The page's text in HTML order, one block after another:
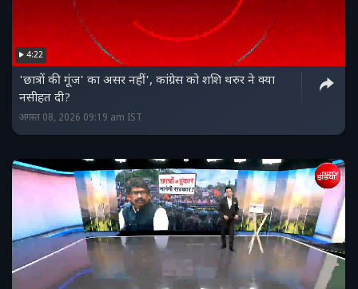
4:22
'छात्रों की गूंज' का असर नहीं', कांग्रेस को शशि थरुर ने क्या
नसीहत दी?
अगस्त 08, 2026 09:19 am IST